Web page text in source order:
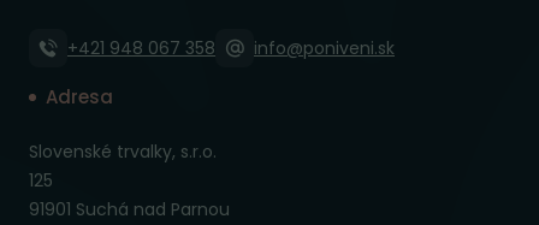
+421 948 067 358 info@poniveni.sk
Adresa
Slovenské trvalky, s.r.o.
125
91901 Suchá nad Parnou